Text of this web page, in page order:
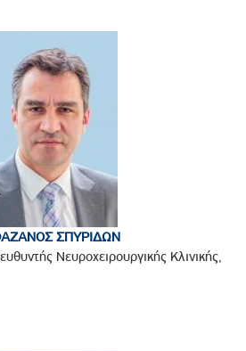
ΣΠΥΡΙΔΩΝ
Νευροχειρουργικής Κλινικής,